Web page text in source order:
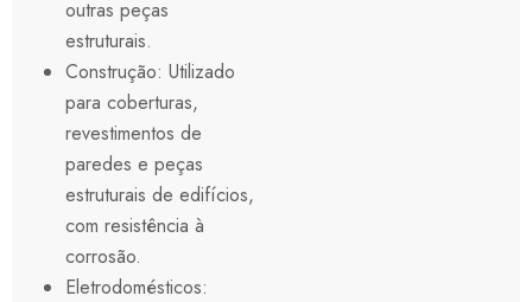
outras peças
estruturais.
Construção: Utilizado
para coberturas,
revestimentos de
paredes e peças
estruturais de edifícios,
com resistência à
corrosão.
Eletrodomésticos: